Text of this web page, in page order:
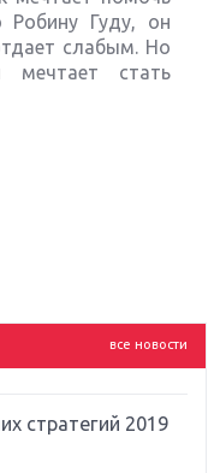
Робину Гуду, он
слабым. Но
стать
все новости
Microsoft и
стратегий 2019